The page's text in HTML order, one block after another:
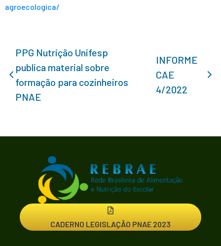
agroecologica/
PPG Nutrição Unifesp
publica material sobre
formação para cozinheiros
PNAE
INFORME
CAE
4/2022
CADERNO LEGISLAÇÃO PNAE 2023